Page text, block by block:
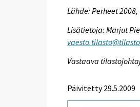
Lähde: Perheet
Lisätietoja: Marjut
Vastaava
Päivitetty 29.5.2009